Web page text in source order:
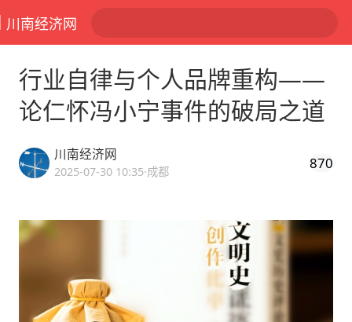
川南经济网
行业自律与个人品牌重构——
论仁怀冯小宁事件的破局之道
川南经济网
2025-07-30 10:35·成都 870